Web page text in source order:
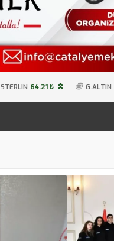
STERLIN 64.21 ₺ G.ALTIN